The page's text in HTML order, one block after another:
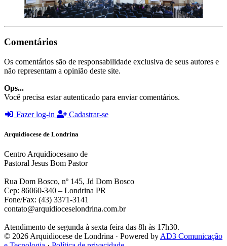
Comentários
Os comentários são de responsabilidade exclusiva de seus autores e
não representam a opinião deste site.
Ops...
Você precisa estar autenticado para enviar comentários.
Fazer log-in
Cadastrar-se
Arquidiocese de Londrina
Centro Arquidiocesano de
Pastoral Jesus Bom Pastor
Rua Dom Bosco, nº 145, Jd Dom Bosco
Cep: 86060-340 – Londrina PR
Fone/Fax: (43) 3371-3141
contato@arquidioceselondrina.com.br
Atendimento de segunda à sexta feira das 8h às 17h30.
© 2026 Arquidiocese de Londrina · Powered by AD3 Comunicação